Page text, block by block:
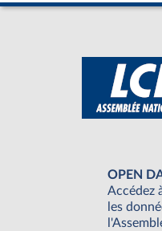
OPEN
Accédez
les